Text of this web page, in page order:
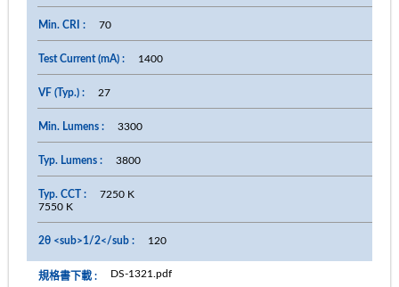
70
1400
27
3300
3800
7250 K
7550 K
120
DS-1321.pdf